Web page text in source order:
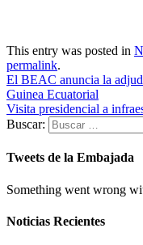
This entry was posted in
permalink.
El BEAC anuncia la
Guinea Ecuatorial
Visita presidencial a
Buscar:
Tweets de la Embajada
Something went wrong
Noticias Recientes